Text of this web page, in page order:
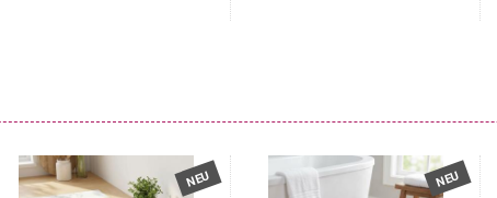
NEU NEU